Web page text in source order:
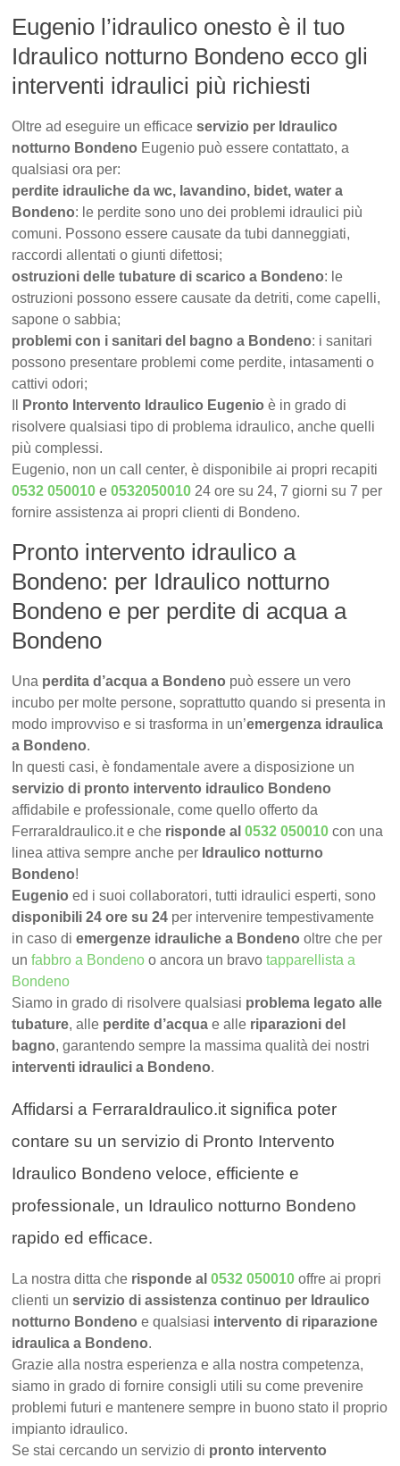
Eugenio l’idraulico onesto è il tuo
Idraulico notturno Bondeno ecco gli
interventi idraulici più richiesti
Oltre ad eseguire un efficaceservizio per Idraulico
notturno Bondeno Eugenio può essere contattato, a
qualsiasi ora per:
perdite idrauliche da wc, lavandino, bidet, water a
Bondeno: le perdite sono uno dei problemi idraulici più
comuni. Possono essere causate da tubi danneggiati,
raccordi allentati o giunti difettosi;
ostruzioni delle tubature di scarico a Bondeno: le
ostruzioni possono essere causate da detriti, come capelli,
sapone o sabbia;
problemi con i sanitari del bagno a Bondeno: i sanitari
possono presentare problemi come perdite, intasamenti o
cattivi odori;
Pronto Intervento Idraulico Eugenio è in grado di
risolvere qualsiasi tipo di problema idraulico, anche quelli
più complessi.
Eugenio, non un call center, è disponibile ai propri recapiti
0532 050010 e0532050010 24 ore su 24, 7 giorni su 7 per
fornire assistenza ai propri clienti di Bondeno.
Pronto intervento idraulico a
Bondeno: per Idraulico notturno
Bondeno e per perdite di acqua a
Bondeno
Una perdita d’acqua a Bondeno può essere un vero
incubo per molte persone, soprattutto quando si presenta in
modo improvviso e si trasforma in un’emergenza idraulica
a Bondeno.
In questi casi, è fondamentale avere a disposizione un
servizio di pronto intervento idraulico Bondeno
affidabile e professionale, come quello offerto da
FerraraIdraulico.it e che risponde al0532 050010 con una
linea attiva sempre anche per Idraulico notturno
Bondeno!
Eugenio ed i suoi collaboratori, tutti idraulici esperti, sono
disponibili 24 ore su 24 per intervenire tempestivamente
in caso diemergenze idrauliche a Bondenooltre che per
unfabbro a Bondeno o ancora un bravotapparellista a
Bondeno
Siamo in grado di risolvere qualsiasi problema legato alle
tubature, alle perdite d’acqua e alle riparazioni del
bagno, garantendo sempre la massima qualità dei nostri
interventi idraulici a Bondeno.
Affidarsi a FerraraIdraulico.it significa poter
contare su un servizio di Pronto Intervento
Idraulico Bondeno veloce, efficiente e
professionale, un Idraulico notturno Bondeno
rapido ed efficace.
La nostra ditta che risponde al0532 050010 offre ai propri
clienti unservizio di assistenza continuo per Idraulico
notturno Bondeno e qualsiasi intervento di riparazione
idraulica a Bondeno.
Grazie alla nostra esperienza e alla nostra competenza,
siamo in grado di fornire consigli utili su come prevenire
problemi futuri e mantenere sempre in buono stato il proprio
impianto idraulico.
Se stai cercando un servizio di pronto intervento